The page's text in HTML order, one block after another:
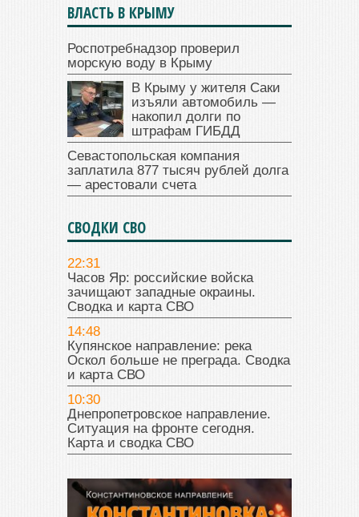
ВЛАСТЬ В КРЫМУ
Роспотребнадзор проверил
морскую воду в Крыму
В Крыму у жителя Саки
изъяли автомобиль —
накопил долги по
штрафам ГИБДД
Севастопольская компания
заплатила 877 тысяч рублей долга
— арестовали счета
СВОДКИ СВО
22:31
Часов Яр: российские войска
зачищают западные окраины.
Сводка и карта СВО
14:48
Купянское направление: река
Оскол больше не преграда. Сводка
и карта СВО
10:30
Днепропетровское направление.
Ситуация на фронте сегодня.
Карта и сводка СВО